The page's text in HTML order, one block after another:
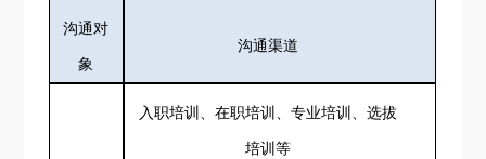
沟通对
象
沟通渠道
入职培训、在职培训、专业培训、选拔
培训等